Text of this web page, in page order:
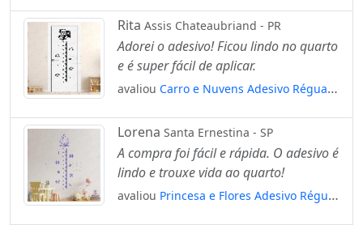
Altura para Quarto, Porta e Parede
Mod:82
Rita Assis Chateaubriand - PR
Adorei o adesivo! Ficou lindo no quarto
e é super fácil de aplicar.
avaliou Carro e Nuvens Adesivo Régua
Altura para Quarto, Porta e Parede
Mod:316
Lorena Santa Ernestina - SP
A compra foi fácil e rápida. O adesivo é
lindo e trouxe vida ao quarto!
avaliou Princesa e Flores Adesivo Régua